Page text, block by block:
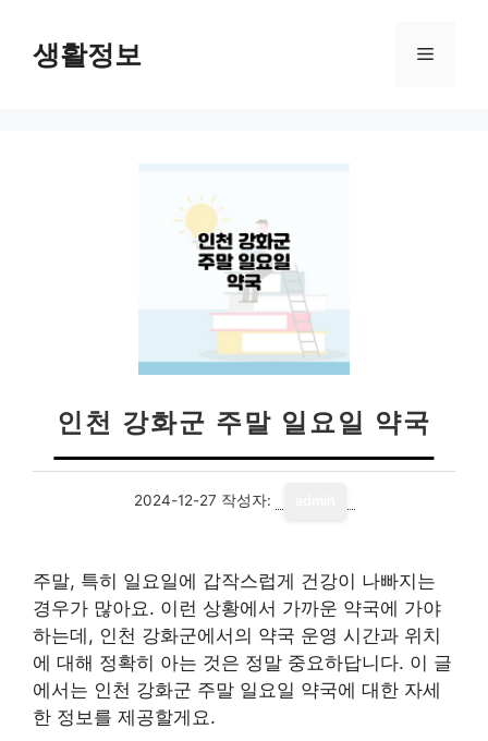
생활정보 메
인천 강화군 주말 일요일 약국
2024-12-27 작성자:
주말, 특히 일요일에 갑작스럽게 건강이 나빠지는
경우가 많아요. 이런 상황에서 가까운 약국에 가야
하는데, 인천 강화군에서의 약국 운영 시간과 위치
에 대해 정확히 아는 것은 정말 중요하답니다. 이 글
에서는 인천 강화군 주말 일요일 약국에 대한 자세
한 정보를 제공할게요.